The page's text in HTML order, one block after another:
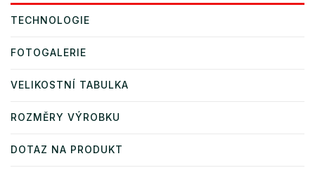
TECHNOLOGIE
FOTOGALERIE
VELIKOSTNÍ TABULKA
ROZMĚRY VÝROBKU
DOTAZ NA PRODUKT